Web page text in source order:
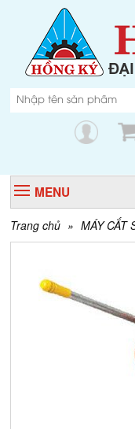
MENU
Trang chủ » MÁY CẮT